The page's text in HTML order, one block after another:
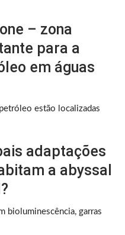
– zona
para a
em águas
estão localizadas
adaptações
a abyssal
bioluminescência, garras